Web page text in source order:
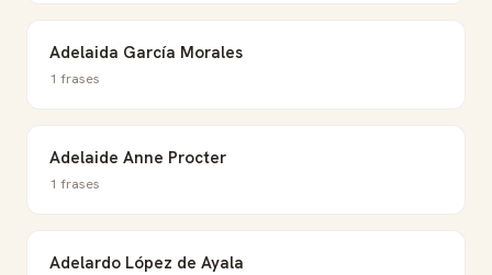
Adelaida García Morales
1 frases
Adelaide Anne Procter
1 frases
Adelardo López de Ayala